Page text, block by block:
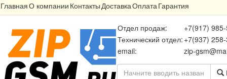
ГлавнаяО компании КонтактыДоставкаОплатаГарантия
Отдел продаж:
+7(917)
Технический отдел: +7(937)
email:
zip-